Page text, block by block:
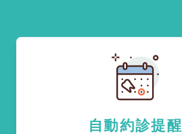
自動約診提醒